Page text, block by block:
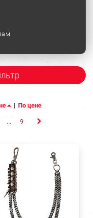
| По цене
... 9